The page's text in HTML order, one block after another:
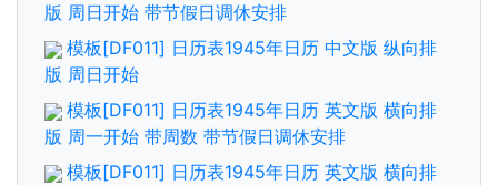
版 周日开始 带节假日调休安排
模板[DF011] 日历表1945年日历 中文版 纵向排
版 周日开始
模板[DF011] 日历表1945年日历 英文版 横向排
版 周一开始 带周数 带节假日调休安排
模板[DF011] 日历表1945年日历 英文版 横向排